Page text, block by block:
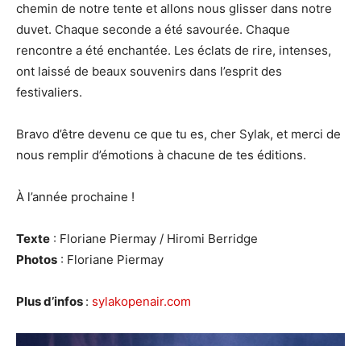
chemin de notre tente et allons nous glisser dans notre
duvet. Chaque seconde a été savourée. Chaque
rencontre a été enchantée. Les éclats de rire, intenses,
ont laissé de beaux souvenirs dans l’esprit des
festivaliers.
Bravo d’être devenu ce que tu es, cher Sylak, et merci de
nous remplir d’émotions à chacune de tes éditions.
À l’année prochaine !
Texte : Floriane Piermay / Hiromi Berridge
Photos : Floriane Piermay
Plus d’infos : sylakopenair.com